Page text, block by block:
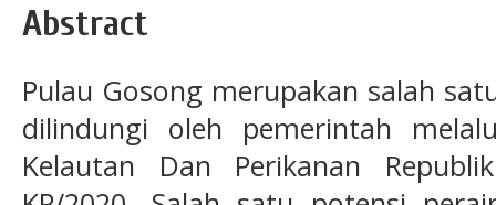
Abstract
Pulau Gosong merupakan salah
dilindungi oleh pemerintah
Kelautan Dan Perikanan